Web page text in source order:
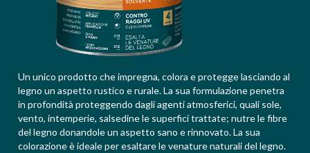
Un unico prodotto che impregna, colora e protegge lasciando al
legno un aspetto rustico e rurale. La sua formulazione penetra
in profondità proteggendo dagli agenti atmosferici, quali sole,
vento, intemperie, salsedine le superfici trattate; nutre le fibre
del legno donandole un aspetto sano e rinnovato. La sua
colorazione è ideale per esaltare le venature naturali del legno.